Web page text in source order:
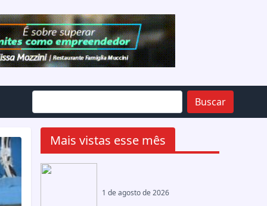
Buscar
Mais vistas esse mês
1 de agosto de 2026